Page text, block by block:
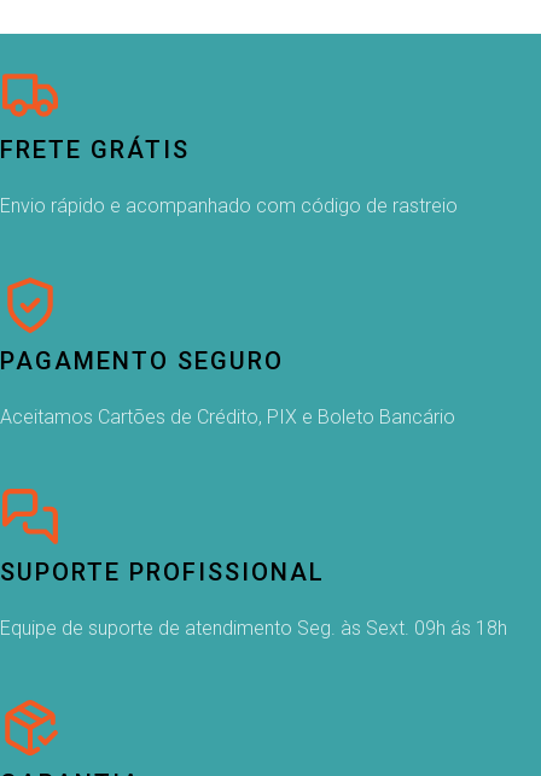
FRETE GRÁTIS
Envio rápido e acompanhado com código de rastreio
PAGAMENTO SEGURO
Aceitamos Cartões de Crédito, PIX e Boleto Bancário
SUPORTE PROFISSIONAL
Equipe de suporte de atendimento Seg. às Sext. 09h ás 18h